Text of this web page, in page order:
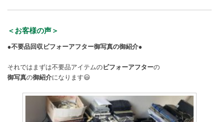
＜お客様の声＞
●不要品回収ビフォーアフター御写真の御紹介●
それではまずは不要品アイテムのビフォーアフターの
御写真の御紹介になります😃